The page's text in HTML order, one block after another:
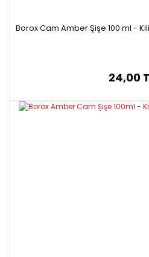
Borox Cam Amber Şişe 100 ml -
24,00